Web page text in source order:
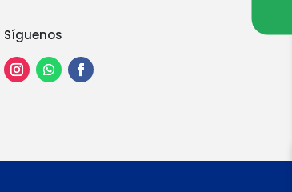
Síguenos